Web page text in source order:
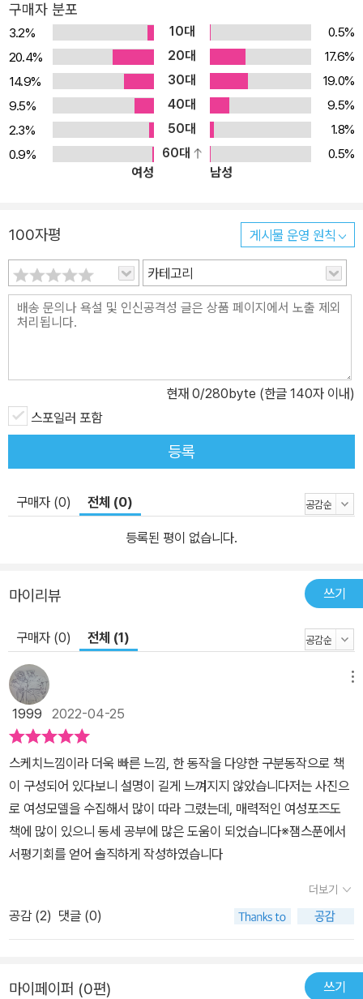
구매자 분포
3.2% 10대
0.5%
20.4%
20대
17.6%
14.9%
30대
19.0%
9.5%
40대
9.5%
2.3%
50대
1.8%
0.9%
60대
0.5%
여성
남성
100자평 게시물 운영 원칙
카테고리
현재 0/280byte (한글 140자 이내)
스포일러 포함
등록
구매자 (0) 전체 (0)
등록된 평이 없습니다.
마이리뷰 쓰기
구매자 (0) 전체 (1)
1999 2022-04-25
스케치느낌이라 더욱 빠른 느낌, 한 동작을 다양한 구분동작으로 책
이 구성되어 있다보니 설명이 길게 느껴지지 않았습니다저는 사진으
로 여성모델을 수집해서 많이 따라 그렸는데, 매력적인 여성포즈도
책에 많이 있으니 동세 공부에 많은 도움이 되었습니다※잼스푼에서
서평기회를 얻어 솔직하게 작성하였습니다
더보기
공감 (2) 댓글 (0)
마이페이퍼 (0편) 쓰기